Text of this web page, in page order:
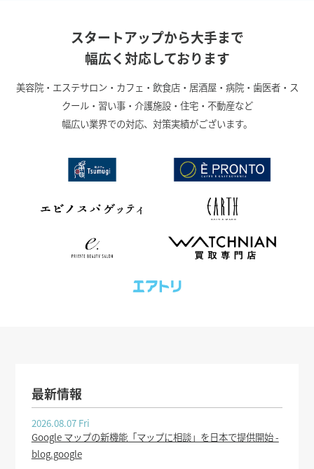
スタートアップから大手まで
幅広く対応しております
美容院・エステサロン・カフェ・飲食店・居酒屋・病院・歯医者・ス
クール・習い事・介護施設・住宅・不動産など
幅広い業界での対応、対策実績がございます。
最新情報
2026.08.07 Fri
Google マップの新機能「マップに相談」を日本で提供開始 -
blog.google